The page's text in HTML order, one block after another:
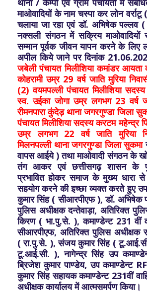
माओवादियों के नाम चस्पा कर लोन
चलाया जा रहा एवं डॉ. अभिषेक पल्लव (
नक्सली संगठन में सक्रिय
सम्मान पूर्वक जीवन यापन करने के लिए
अपील किये जाने पर दिनांक
जबेली पंचायत मिलीशिया कमांडर आयता
कोहरामी उम्र 29 वर्ष जाति मुरिया
(2) वयमपल्ली पंचायत मिलीशिया
स्व. उईका जोगा उम्र लगभग 23 वर्ष
रीमनपारा कुंदेड़ थाना जगरगुण्डा जिला
पंचायत मिलीशिया सदस्य करटम महेन्द्र
उम्र लगभग 22 वर्ष जाति मुरिया
मिलनपल्ली थाना जगरगुण्डा जिला सुकमा
वापस आईये ) तथा माओवादी संगठन के
तंग आकर एवं छत्तीसगढ़ शासन के
प्रभावित होकर समाज के मुख्य धारा
सहयोग करने की इच्छा व्यक्त करते हुए उप
कुमार सिंह ( सीआरपीएफ ), डॉ. अभिषेक
पुलिस अधीक्षक दन्तेवाड़ा, अतिरिक्त
किरण ( भा.पु.से. ), कमाण्डेन्ट 231 वीं
सीआरपीएफ, अतिरिक्त पुलिस अधीक्षक
( रा.पु.से. ), संजय कुमार सिंह (
टू.आई.सी. ), नागेन्द्र सिंह उप
ब्रिजेश कुमार पाण्डेय, उप कमाण्डेन्ट
कुमार सिंह सहायक कमाण्डेन्ट 231वीं
अधीक्षक कार्यालय में आत्मसमर्पण किया।